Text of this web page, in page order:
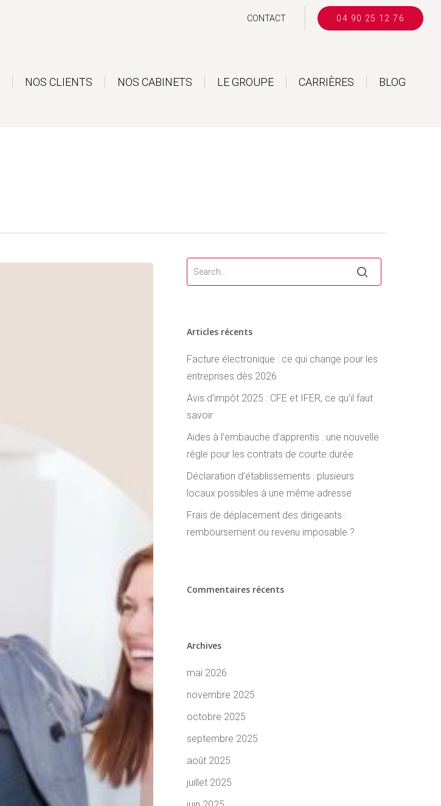
CONTACT 04 90 25 12 76
NOS CLIENTS NOS CABINETS LE GROUPE CARRIÈRES BLOG
Articles récents
Facture électronique : ce qui change pour les
entreprises dès 2026
Avis d’impôt 2025 : CFE et IFER, ce qu’il faut
savoir
Aides à l’embauche d’apprentis : une nouvelle
règle pour les contrats de courte durée
Déclaration d’établissements : plusieurs
locaux possibles à une même adresse
Frais de déplacement des dirigeants :
remboursement ou revenu imposable ?
Commentaires récents
Archives
mai 2026
novembre 2025
octobre 2025
septembre 2025
août 2025
juillet 2025